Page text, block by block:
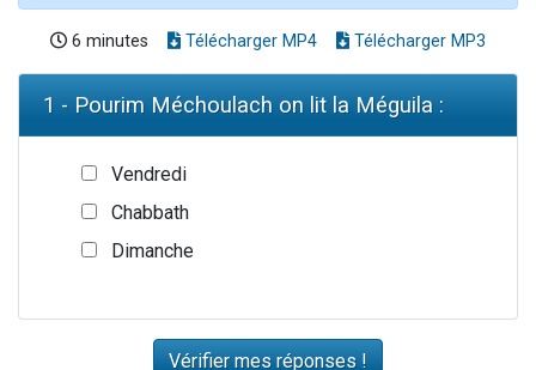
6 minutes Télécharger MP4 Télécharger MP3
1 - Pourim Méchoulach on lit la Méguila :
Vendredi
Chabbath
Dimanche